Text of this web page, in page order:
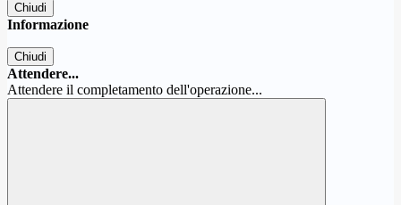
Chiudi
Informazione
Chiudi
Attendere...
Attendere il completamento dell'operazione...